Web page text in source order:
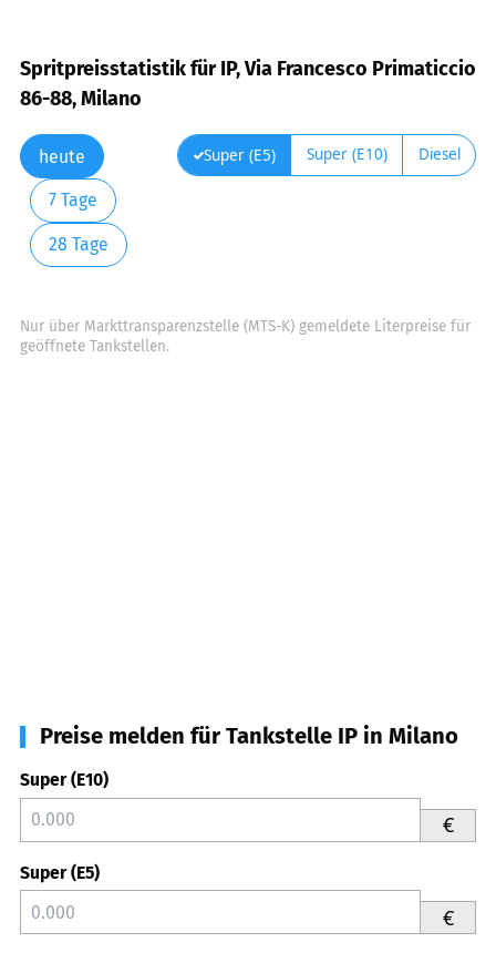
Spritpreisstatistik für IP, Via Francesco Primaticcio
86-88, Milano
heute
7 Tage
28 Tage
Super (E5) Super (E10) Diesel
Nur über Markttransparenzstelle (MTS-K) gemeldete Literpreise für
geöffnete Tankstellen.
Preise melden für Tankstelle IP in Milano
Super (E10)
€
Super (E5)
€